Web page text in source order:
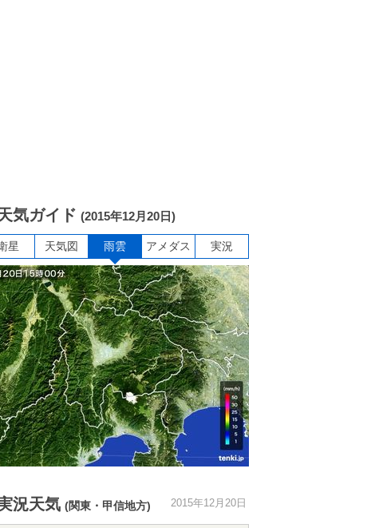
気ガイド (2015年12月20日)
星 天気図 雨雲 アメダス 実況
況天気 (関東・甲信地方) 2015年12月20日